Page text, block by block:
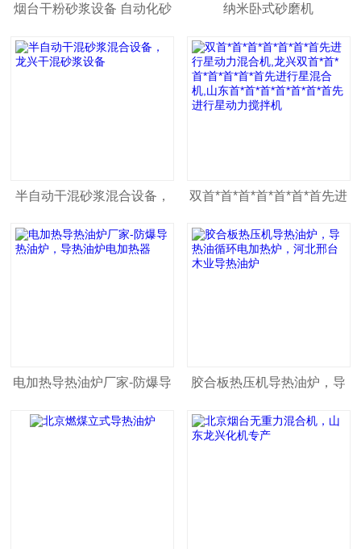
烟台干粉砂浆设备 自动化砂
浆成套设备 砂浆设备价格
纳米卧式砂磨机
半自动干混砂浆混合设备，
龙兴干混砂浆设备
双首*首*首*首*首*首*首先进
行星动力混合机,龙兴双首*首
*首*首*首*首*首先进行星混
电加热导热油炉厂家-防爆导
热油炉，导热油炉电加热器
胶合板热压机导热油炉，导
热油循环电加热炉，河北邢
台木业导热油炉